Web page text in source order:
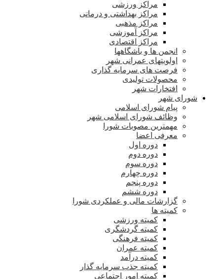
مراکز ورزشی
مراکز بهداشتی و درمانی
مراکز مذهبی
مراکز آموزشی
مراکز اقتصادی
انجمن ها و باشگاهها
اولویتهای عمرانی شهر
فرصت های سرمایه گذاری
محصولات تولیدی
افتخارات شهر
شورای شهر
پیام شورای اسلامی
وظائف شورای اسلامی شهر
مهمترین مصوبات شورا
معرفی اعضا
دوره اول
دوره دوم
دوره سوم
دوره چهارم
دوره پنجم
دوره ششم
گزارشات مالی و عملکردی شورا
کمیته ها
کمیته ورزشی
کمیته گردشگری
کمیته فرهنگی
کمیته عمران
کمیته درآمد
کمیته جذب سرمایه گذار
کمیته امور اجتماعی